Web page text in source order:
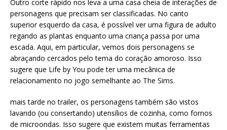
Outro corte rápido nos leva a uma casa cheia de interações de
personagens que precisam ser classificadas. No canto
superior esquerdo da casa, é possível ver uma figura de adulto
regando as plantas enquanto uma criança passa por uma
escada. Aqui, em particular, vemos dois personagens se
abraçando cercados pelo tema do coração amoroso. Isso
sugere que Life by You pode ter uma mecânica de
relacionamento no jogo semelhante ao The Sims.
mais tarde no trailer, os personagens também são vistos
lavando (ou consertando) utensílios de cozinha, como fornos
de microondas. Isso sugere que existem muitas ferramentas